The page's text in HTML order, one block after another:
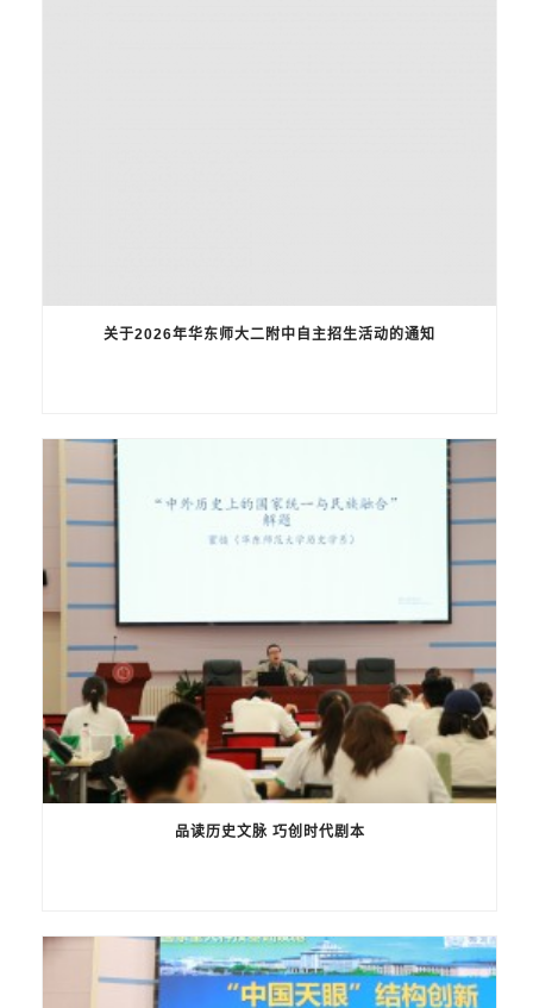
关于2026年华东师大二附中自主招生活动的通知
品读历史文脉 巧创时代剧本